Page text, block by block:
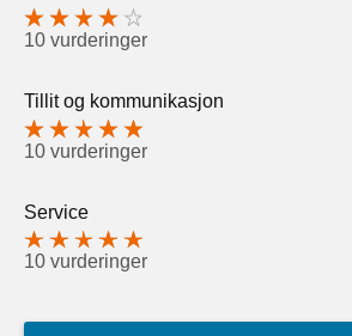
10 vurderinger
Tillit og kommunikasjon
10 vurderinger
Service
10 vurderinger